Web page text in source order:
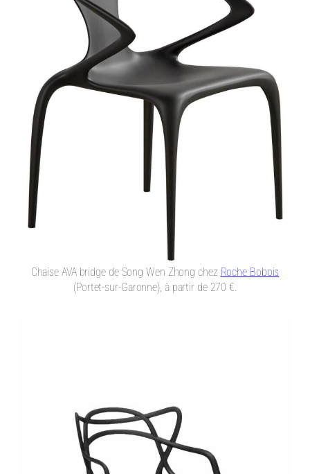
Chaise AVA bridge de Song Wen Zhong chez Roche Bobois
(Portet-sur-Garonne), à partir de 270 €.